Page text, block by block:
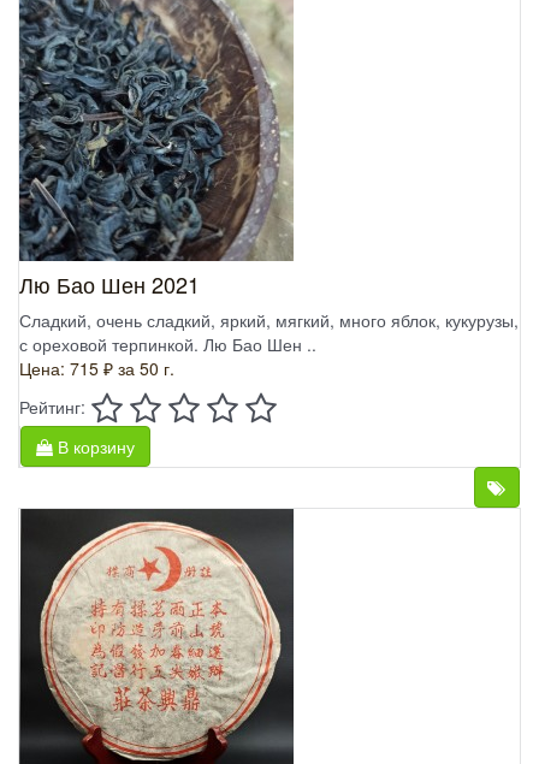
Лю Бао Шен 2021
Сладкий, очень сладкий, яркий, мягкий, много яблок, кукурузы,
с ореховой терпинкой. Лю Бао Шен ..
Цена: 715 ₽ за 50 г.
Рейтинг:
В корзину